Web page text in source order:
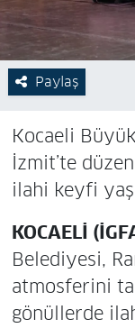
Paylaş
Kocaeli
İzmit’te
ilahi keyfi
KOCAELİ
Belediyesi,
atmosferini
gönüllerde